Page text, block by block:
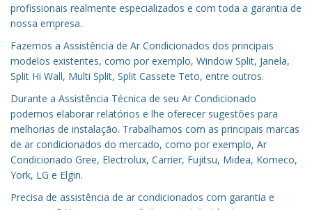
profissionais realmente especializados e com toda a garantia de
nossa empresa.
Fazemos a Assistência de Ar Condicionados dos principais
modelos existentes, como por exemplo, Window Split, Janela,
Split Hi Wall, Multi Split, Split Cassete Teto, entre outros.
Durante a Assistência Técnica de seu Ar Condicionado
podemos elaborar relatórios e lhe oferecer sugestões para
melhorias de instalação. Trabalhamos com as principais marcas
de ar condicionados do mercado, como por exemplo, Ar
Condicionado Gree, Electrolux, Carrier, Fujitsu, Midea, Komeco,
York, LG e Elgin.
Precisa de assistência de ar condicionados com garantia e